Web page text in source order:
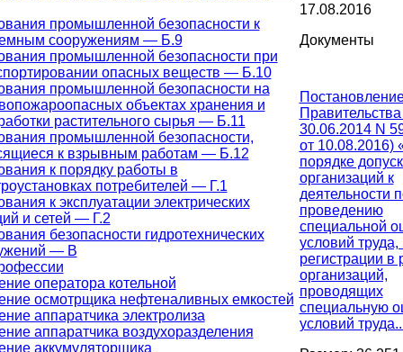
промышленной безопасности к
сооружениям — Б.9
промышленной безопасности при
опасных веществ — Б.10
промышленной безопасности на
объектах хранения и
растительного сырья — Б.11
промышленной безопасности,
к взрывным работам — Б.12
к порядку работы в
потребителей — Г.1
к эксплуатации электрических
и сетей — Г.2
безопасности гидротехнических
— В
оператора котельной
осмотрщика нефтеналивных емкостей
аппаратчика электролиза
аппаратчика воздухоразделения
аккумуляторщика
17.08.2016
Документы
30.06.2014 N
от 10.08.2016)
порядке
организаций к
деятельности
проведению
специальной
условий труда,
регистрации в
организаций,
проводящих
специальную
условий